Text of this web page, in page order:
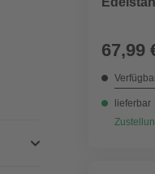
67,99
lieferbar